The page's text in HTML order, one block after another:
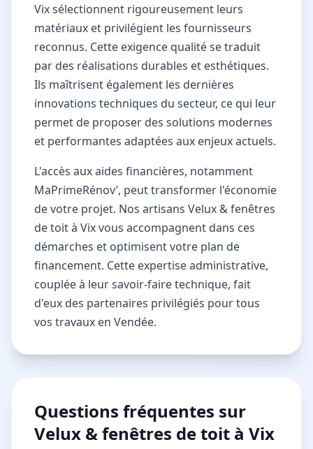
Vix sélectionnent rigoureusement leurs
matériaux et privilégient les fournisseurs
reconnus. Cette exigence qualité se traduit
par des réalisations durables et esthétiques.
Ils maîtrisent également les dernières
innovations techniques du secteur, ce qui leur
permet de proposer des solutions modernes
et performantes adaptées aux enjeux actuels.
L'accès aux aides financières, notamment
MaPrimeRénov’, peut transformer l'économie
de votre projet. Nos artisans Velux & fenêtres
de toit à Vix vous accompagnent dans ces
démarches et optimisent votre plan de
financement. Cette expertise administrative,
couplée à leur savoir-faire technique, fait
d'eux des partenaires privilégiés pour tous
vos travaux en Vendée.
Questions fréquentes sur
Velux & fenêtres de toit à Vix